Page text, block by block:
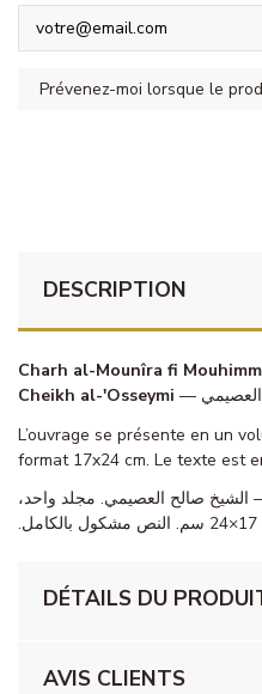
DESCRIPTION
Charh al-Mounîra fi
Cheikh al-'Osseymi
L’ouvrage se présente en un
format 17x24 cm. Le texte est
الشيخ صالح العصيمي. مجلد واحد،
DÉTAILS DU
AVIS CLIENTS